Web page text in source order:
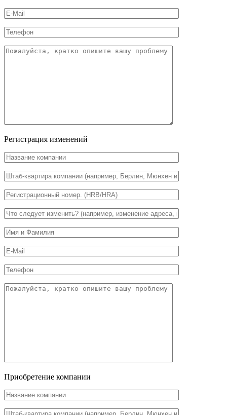
Регистрация изменений
Приобретение компании